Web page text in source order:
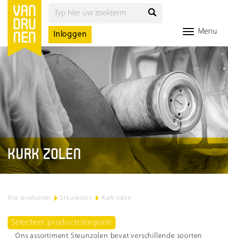
Menu
Inloggen
KURK ZOLEN
Alle producten > Steunzolen > Kurk zolen
Selecteer productcategorie
Ons assortiment Steunzolen bevat verschillende soorten